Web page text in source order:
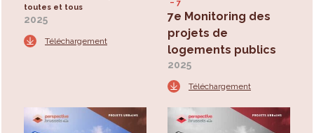
toutes et tous
2025
Téléchargement
7
7e Monitoring des
projets de
logements publics
2025
Téléchargement